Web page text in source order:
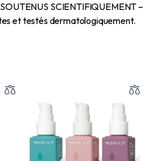
SCIENTIFIQUEMENT –
et testés dermatologiquement.